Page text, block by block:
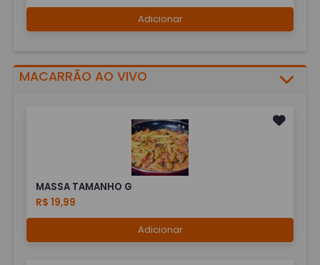
Adicionar
MACARRÃO AO VIVO
MASSA TAMANHO G
R$ 19,99
Adicionar